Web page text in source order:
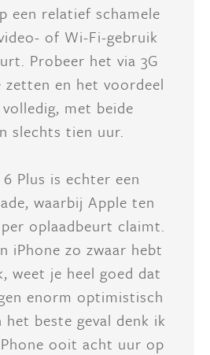
een relatief schamele
of Wi-Fi-gebruik
Probeer het via 3G
en het voordeel
met beide
slechts tien uur.
Plus is echter een
waarbij Apple ten
oplaadbeurt claimt.
iPhone zo zwaar hebt
weet je heel goed dat
enorm optimistisch
het beste geval denk ik
ooit acht uur op